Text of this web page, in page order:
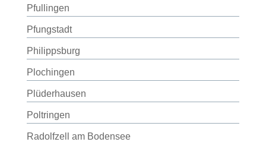
Pfullingen
Pfungstadt
Philippsburg
Plochingen
Plüderhausen
Poltringen
Radolfzell am Bodensee